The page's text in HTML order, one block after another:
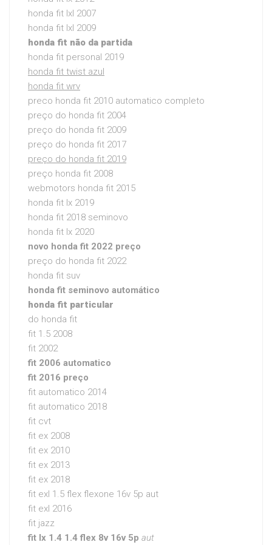
honda fit lxl 2007
honda fit lxl 2009
honda fit não da partida
honda fit personal 2019
honda fit twist azul
honda fit wrv
preco honda fit 2010 automatico completo
preço do honda fit 2004
preço do honda fit 2009
preço do honda fit 2017
preço do honda fit 2019
preço honda fit 2008
webmotors honda fit 2015
honda fit lx 2019
honda fit 2018 seminovo
honda fit lx 2020
novo honda fit 2022 preço
preço do honda fit 2022
honda fit suv
honda fit seminovo automático
honda fit particular
do honda fit
fit 1.5 2008
fit 2002
fit 2006 automatico
fit 2016 preço
fit automatico 2014
fit automatico 2018
fit cvt
fit ex 2008
fit ex 2010
fit ex 2013
fit ex 2018
fit exl 1.5 flex flexone 16v 5p aut
fit exl 2016
fit jazz
fit lx 1.4 1.4 flex 8v 16v 5p aut